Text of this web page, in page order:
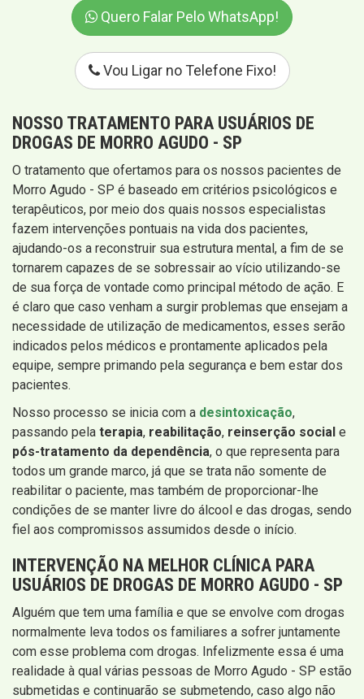
Quero Falar Pelo WhatsApp!
Vou Ligar no Telefone Fixo!
NOSSO TRATAMENTO PARA USUÁRIOS DE
DROGAS DE MORRO AGUDO - SP
O tratamento que ofertamos para os nossos pacientes de
Morro Agudo - SP é baseado em critérios psicológicos e
terapêuticos, por meio dos quais nossos especialistas
fazem intervenções pontuais na vida dos pacientes,
ajudando-os a reconstruir sua estrutura mental, a fim de se
tornarem capazes de se sobressair ao vício utilizando-se
de sua força de vontade como principal método de ação. E
é claro que caso venham a surgir problemas que ensejam a
necessidade de utilização de medicamentos, esses serão
indicados pelos médicos e prontamente aplicados pela
equipe, sempre primando pela segurança e bem estar dos
pacientes.
Nosso processo se inicia com a desintoxicação,
passando pela terapia, reabilitação, reinserção social e
pós-tratamento da dependência, o que representa para
todos um grande marco, já que se trata não somente de
reabilitar o paciente, mas também de proporcionar-lhe
condições de se manter livre do álcool e das drogas, sendo
fiel aos compromissos assumidos desde o início.
INTERVENÇÃO NA MELHOR CLÍNICA PARA
USUÁRIOS DE DROGAS DE MORRO AGUDO - SP
Alguém que tem uma família e que se envolve com drogas
normalmente leva todos os familiares a sofrer juntamente
com esse problema com drogas. Infelizmente essa é uma
realidade à qual várias pessoas de Morro Agudo - SP estão
submetidas e continuarão se submetendo, caso algo não